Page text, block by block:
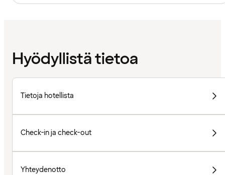
Hyödyllistä tietoa
Tietoja hotellista
Check-in ja check-out
Yhteydenotto